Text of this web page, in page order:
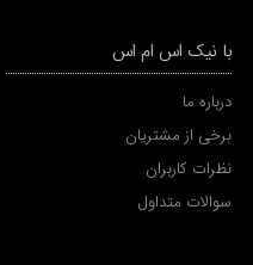
با نیک اس ام اس
درباره ما
برخی از مشتریان
نظرات کاربران
سوالات متداول